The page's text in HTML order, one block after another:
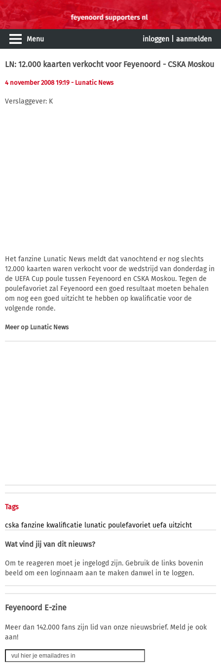
Menu inloggen aanmelden
LN: 12.000 kaarten verkocht voor Feyenoord - CSKA Moskou
4 november 2008 19:19 - Lunatic News
Verslaggever: K
Het fanzine Lunatic News meldt dat vanochtend er nog slechts
12.000 kaarten waren verkocht voor de wedstrijd van donderdag in
de UEFA Cup poule tussen Feyenoord en CSKA Moskou. Tegen de
poulefavoriet zal Feyenoord een goed resultaat moeten behalen
om nog een goed uitzicht te hebben op kwalificatie voor de
volgende ronde.
Meer op Lunatic News
Tags
cska fanzine kwalificatie lunatic poulefavoriet uefa uitzicht
Wat vind jij van dit nieuws?
Om te reageren moet je ingelogd zijn. Gebruik de links bovenin
beeld om een loginnaam aan te maken danwel in te loggen.
Feyenoord E-zine
Meer dan 142.000 fans zijn lid van onze nieuwsbrief. Meld je ook
aan!